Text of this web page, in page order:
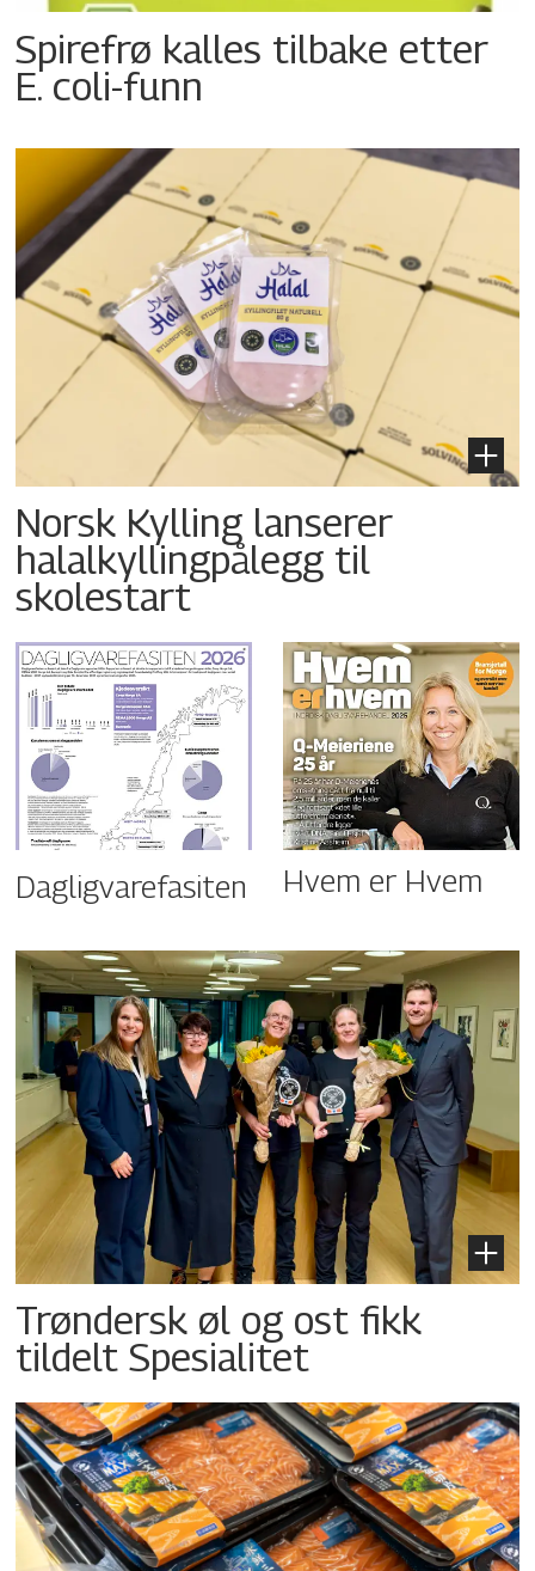
Spirefrø kalles tilbake etter
E. coli-funn
Norsk Kylling lanserer
halalkyllingpålegg til
skolestart
Dagligvarefasiten Hvem er Hvem
Trøndersk øl og ost fikk
tildelt Spesialitet